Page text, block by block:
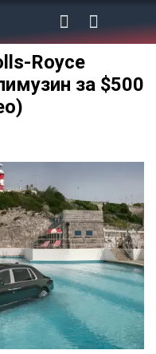
Royce
за $500